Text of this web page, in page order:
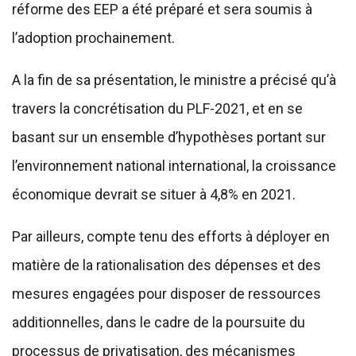
réforme des EEP a été préparé et sera soumis à
l’adoption prochainement.
A la fin de sa présentation, le ministre a précisé qu’à
travers la concrétisation du PLF-2021, et en se
basant sur un ensemble d’hypothèses portant sur
l’environnement national international, la croissance
économique devrait se situer à 4,8% en 2021.
Par ailleurs, compte tenu des efforts à déployer en
matière de la rationalisation des dépenses et des
mesures engagées pour disposer de ressources
additionnelles, dans le cadre de la poursuite du
processus de privatisation, des mécanismes